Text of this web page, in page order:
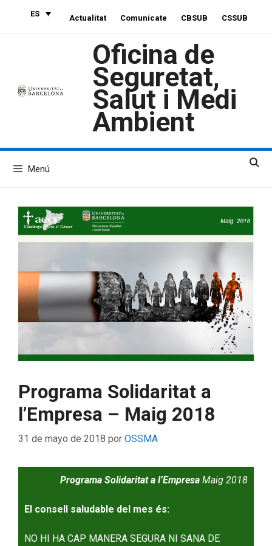
ES Actualitat Comunícate CBSUB CSSUB
Oficina de
Seguretat,
Salut i Medi
Ambient
Menú
Programa Solidaritat a
l’Empresa – Maig 2018
31 de mayo de 2018 por OSSMA
Programa Solidaritat a l’Empresa Maig 2018
El consell saludable del mes és:
NO HI HA CAP MANERA SEGURA NI SANA DE